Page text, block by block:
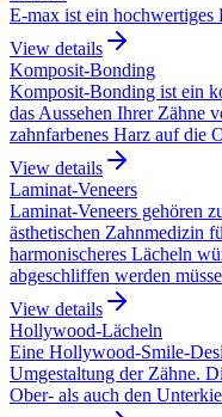
E-max ist ein
View details
Komposit-Bonding
Komposit-Bonding ist ein
das Aussehen Ihrer Zähne
zahnfarbenes Harz auf die
View details
Laminat-Veneers
Laminat-Veneers gehören
ästhetischen Zahnmedizin
harmonischeres Lächeln
abgeschliffen werden
View details
Hollywood-Lächeln
Eine Hollywood-Smile-
Umgestaltung der Zähne.
Ober- als auch den